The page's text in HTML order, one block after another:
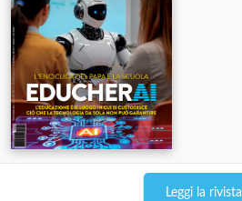
Leggi la rivista